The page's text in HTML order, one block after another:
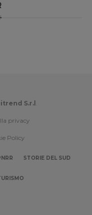
S.r.l .
privacy
Policy
STORIE DEL SUD